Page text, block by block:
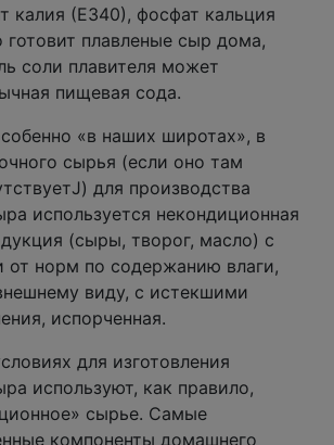
калия (Е340), фосфат кальция
готовит плавленые сыр дома,
соли плавителя может
пищевая сода.
«в наших широтах», в
сырья (если оно там
для производства
используется некондиционная
(сыры, творог, масло) с
от норм по содержанию влаги,
виду, с истекшими
испорченная.
для изготовления
используют, как правило,
сырье. Самые
компоненты домашнего